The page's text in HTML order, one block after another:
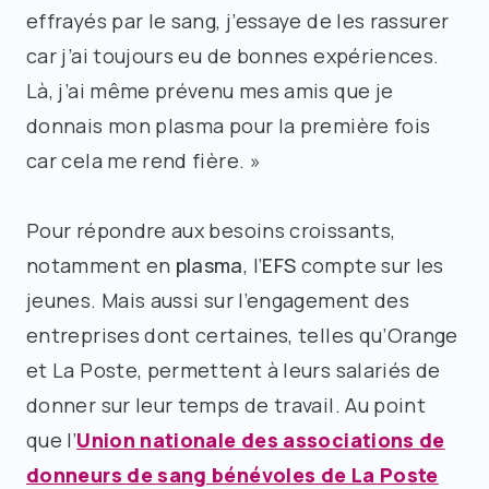
effrayés par le sang, j’essaye de les rassurer
car j’ai toujours eu de bonnes expériences.
Là, j’ai même prévenu mes amis que je
donnais mon plasma pour la première fois
car cela me rend fière. »
Pour répondre aux besoins croissants,
notamment en plasma, l’EFS compte sur les
jeunes. Mais aussi sur l’engagement des
entreprises dont certaines, telles qu’Orange
et La Poste, permettent à leurs salariés de
donner sur leur temps de travail. Au point
que l’Union nationale des associations de
donneurs de sang bénévoles de La Poste